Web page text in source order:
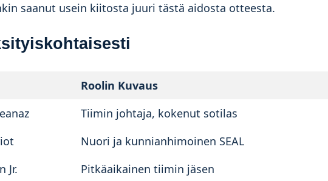
saanut usein kiitosta juuri tästä aidosta otteesta.
Roolin Kuvaus
Tiimin johtaja, kokenut sotilas
Nuori ja kunnianhimoinen SEAL
Jr.
Pitkäaikainen tiimin jäsen